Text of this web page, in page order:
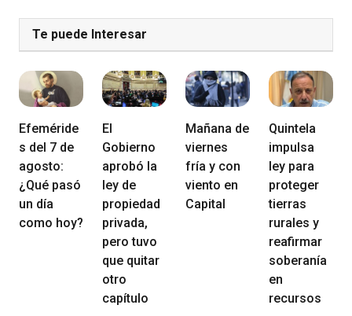
Te puede Interesar
Efeméride
s del 7 de
agosto:
¿Qué pasó
un día
como hoy?
El
Gobierno
aprobó la
ley de
propiedad
privada,
pero tuvo
que quitar
otro
capítulo
Mañana de
viernes
fría y con
viento en
Capital
Quintela
impulsa
ley para
proteger
tierras
rurales y
reafirmar
soberanía
en
recursos